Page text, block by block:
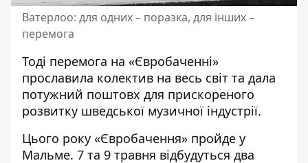
Ватерлоо: для одних – поразка, для інших –
перемога
Тоді перемога на «Євробаченні»
прославила колектив на весь світ та дала
потужний поштовх для прискореного
розвитку шведської музичної індустрії.
Цього року «Євробачення» пройде у
Мальме. 7 та 9 травня відбудуться два